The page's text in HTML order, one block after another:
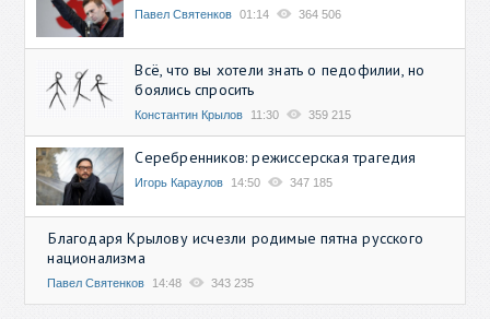
Павел Святенков 01:14 364 506
Всё, что вы хотели знать о педофилии, но
боялись спросить
Константин Крылов 11:30 359 215
Серебренников: режиссерская трагедия
Игорь Караулов 14:50 347 185
Благодаря Крылову исчезли родимые пятна русского
национализма
Павел Святенков 14:48 343 235